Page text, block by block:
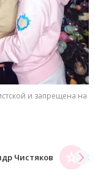
и запрещена на
Чистяков